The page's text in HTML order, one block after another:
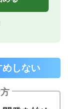
しない